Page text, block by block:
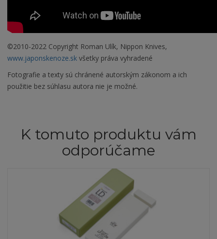
©2010-2022 Copyright Roman Ulík, Nippon Knives,
www.japonskenoze.sk všetky práva vyhradené
Fotografie a texty sú chránené autorským zákonom a ich
použitie bez súhlasu autora nie je možné.
K tomuto produktu vám
odporúčame